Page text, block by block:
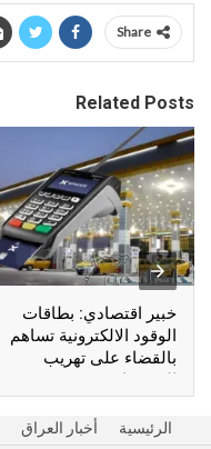
Share
Related Posts
خبير اقتصادي: بطاقات
الوقود الالكترونية تساهم
بالقضاء على تهريب
المشتقات
الرئيسية أخبار العراق